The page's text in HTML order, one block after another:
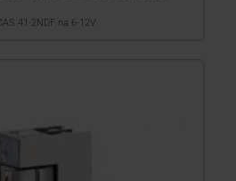
41-2NDF na 6-12V